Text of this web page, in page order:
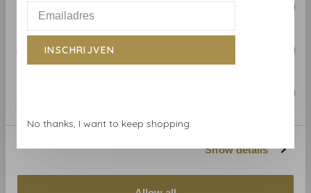
Statistics
Show details
- 8000050
INSCHRIJVEN
No thanks, I want to keep shopping.